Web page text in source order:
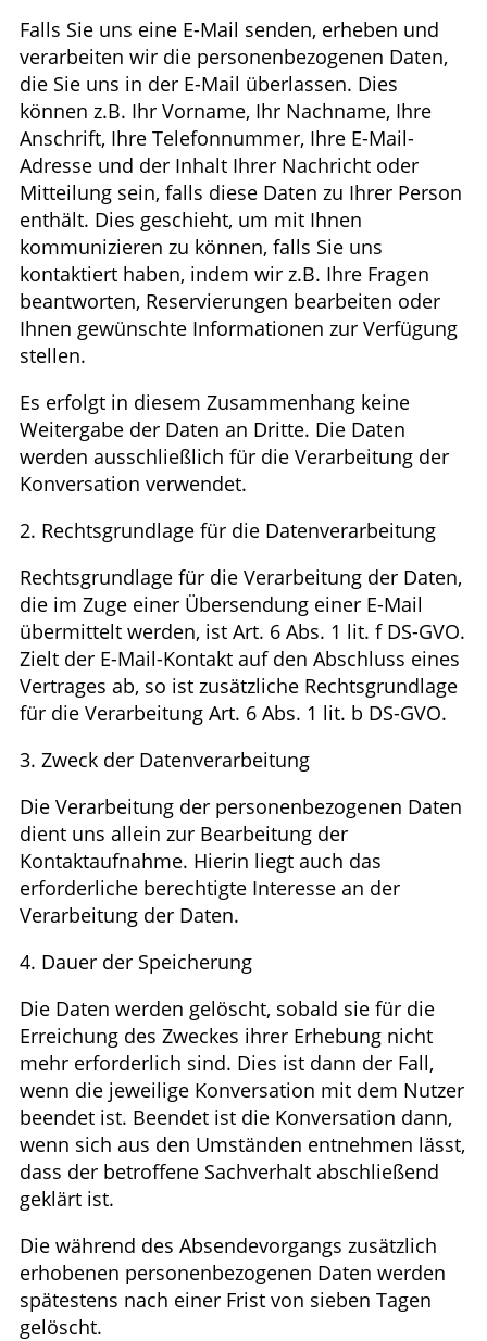
Falls Sie uns eine E-Mail senden, erheben und
verarbeiten wir die personenbezogenen Daten,
die Sie uns in der E-Mail überlassen. Dies
können z.B. Ihr Vorname, Ihr Nachname, Ihre
Anschrift, Ihre Telefonnummer, Ihre E-Mail-
Adresse und der Inhalt Ihrer Nachricht oder
Mitteilung sein, falls diese Daten zu Ihrer Person
enthält. Dies geschieht, um mit Ihnen
kommunizieren zu können, falls Sie uns
kontaktiert haben, indem wir z.B. Ihre Fragen
beantworten, Reservierungen bearbeiten oder
Ihnen gewünschte Informationen zur Verfügung
stellen.
Es erfolgt in diesem Zusammenhang keine
Weitergabe der Daten an Dritte. Die Daten
werden ausschließlich für die Verarbeitung der
Konversation verwendet.
2. Rechtsgrundlage für die Datenverarbeitung
Rechtsgrundlage für die Verarbeitung der Daten,
die im Zuge einer Übersendung einer E-Mail
übermittelt werden, ist Art. 6 Abs. 1 lit. f DS-GVO.
Zielt der E-Mail-Kontakt auf den Abschluss eines
Vertrages ab, so ist zusätzliche Rechtsgrundlage
für die Verarbeitung Art. 6 Abs. 1 lit. b DS-GVO.
3. Zweck der Datenverarbeitung
Die Verarbeitung der personenbezogenen Daten
dient uns allein zur Bearbeitung der
Kontaktaufnahme. Hierin liegt auch das
erforderliche berechtigte Interesse an der
Verarbeitung der Daten.
4. Dauer der Speicherung
Die Daten werden gelöscht, sobald sie für die
Erreichung des Zweckes ihrer Erhebung nicht
mehr erforderlich sind. Dies ist dann der Fall,
wenn die jeweilige Konversation mit dem Nutzer
beendet ist. Beendet ist die Konversation dann,
wenn sich aus den Umständen entnehmen lässt,
dass der betroffene Sachverhalt abschließend
geklärt ist.
Die während des Absendevorgangs zusätzlich
erhobenen personenbezogenen Daten werden
spätestens nach einer Frist von sieben Tagen
gelöscht.